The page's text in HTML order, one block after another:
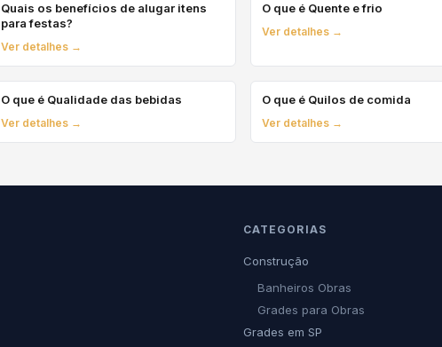
Quais os benefícios de alugar itens
para festas?
Ver detalhes →
O que é Quente e frio
Ver detalhes →
O que é Qualidade das bebidas
Ver detalhes →
O que é Quilos de comida
Ver detalhes →
CATEGORIAS
Construção
Banheiros Obras
Grades para Obras
Grades em SP